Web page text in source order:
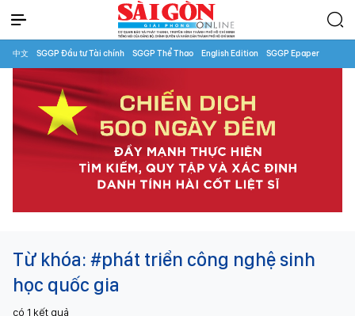
中文 SGGP Đầu tư Tài chính SGGP Thể Thao English Edition SGGP Epaper
Từ khóa: #phát triển công nghệ sinh
học quốc gia
có 1 kết quả